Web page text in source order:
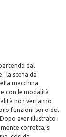
dal
la scena da
macchina
con le modalità
non verranno
funzioni sono del
aver illustrato i
corretta, si